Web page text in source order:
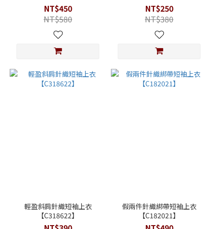
NT$450
NT$580
NT$250
NT$380
輕盈斜肩針織短袖上衣
【C318622】
假兩件針織綁帶短袖上衣
【C182021】